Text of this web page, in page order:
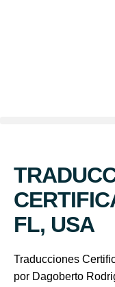
FL, USA
Traducciones
por Dagoberto